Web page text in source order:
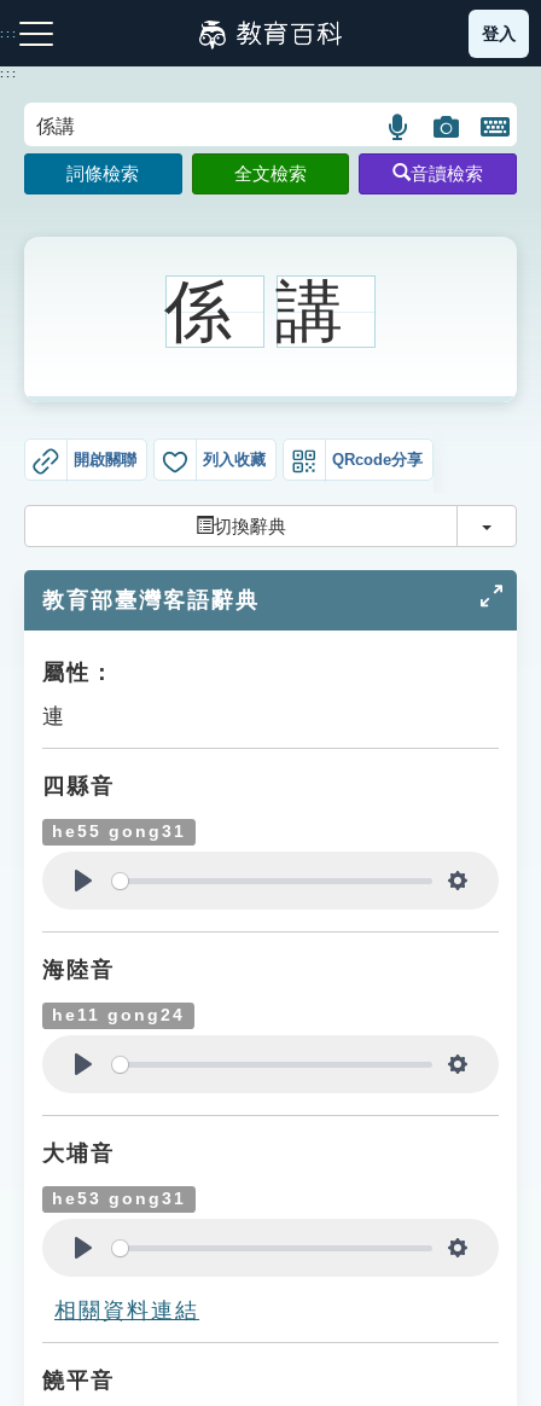
到
主
:::
注音索引圖示 筆畫索引圖示 部首索引表圖示
生字詞彙表
知識索引
遊戲專區
教學應用
貓頭鷹博士
登入
:::
語
言
搜
圖
片
搜
開
鍵
圖
詞條檢索 全文檢索 音讀檢索
係 講
開啟關聯 列入收藏 QRcode分享
切換辭典 切換
教育部臺灣客語辭典
屬性：
連
四縣音
he55 gong31
海陸音
he11 gong24
大埔音
he53 gong31
相關資料連結
饒平音